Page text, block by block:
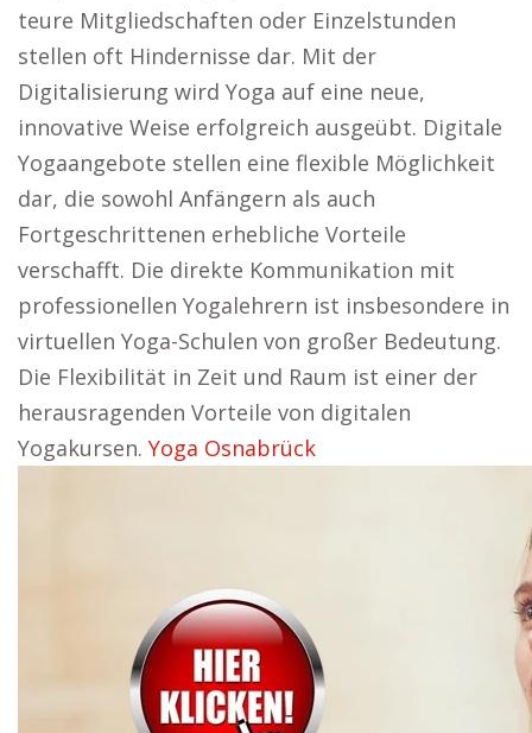
teure Mitgliedschaften oder Einzelstunden
stellen oft Hindernisse dar. Mit der
Digitalisierung wird Yoga auf eine neue,
innovative Weise erfolgreich ausgeübt. Digitale
Yogaangebote stellen eine flexible Möglichkeit
dar, die sowohl Anfängern als auch
Fortgeschrittenen erhebliche Vorteile
verschafft. Die direkte Kommunikation mit
professionellen Yogalehrern ist insbesondere in
virtuellen Yoga-Schulen von großer Bedeutung.
Die Flexibilität in Zeit und Raum ist einer der
herausragenden Vorteile von digitalen
Yogakursen. Yoga Osnabrück